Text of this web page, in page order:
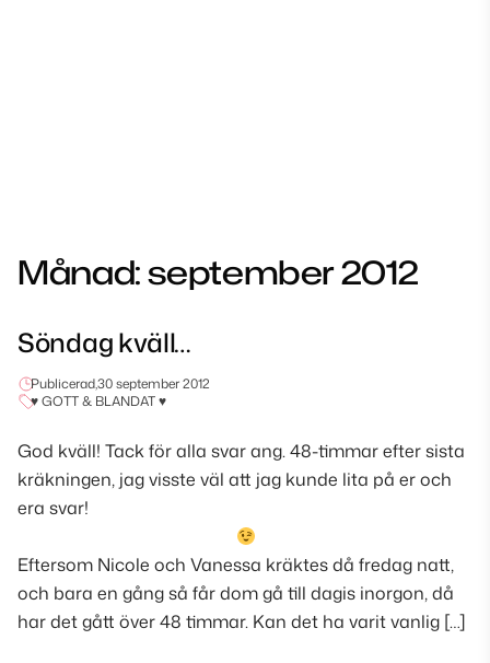
Månad:september 2012
Söndag kväll…
Publicerad,30 september 2012
♥ GOTT & BLANDAT ♥
God kväll! Tack för alla svar ang. 48-timmar efter sista
kräkningen, jag visste väl att jag kunde lita på er och
era svar!
Eftersom Nicole och Vanessa kräktes då fredag natt,
och bara en gång så får dom gå till dagis inorgon, då
har det gått över 48 timmar. Kan det ha varit vanlig […]